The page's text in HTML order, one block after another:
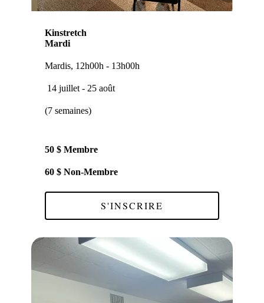
Kinstretch
Mardi
Mardis, 12h00h - 13h00h
14 juillet - 25 août
(7 semaines)
50 $ Membre
60 $ Non-Membre
S'INSCRIRE